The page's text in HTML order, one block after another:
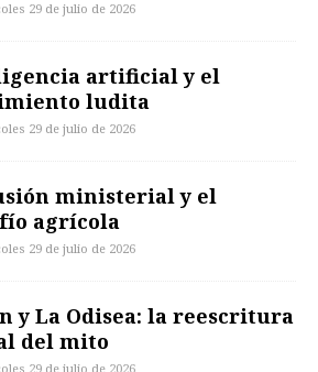
29 de julio de 2026
artificial y el
ludita
29 de julio de 2026
ministerial y el
agrícola
29 de julio de 2026
y La Odisea: la reescritura
del mito
29 de julio de 2026